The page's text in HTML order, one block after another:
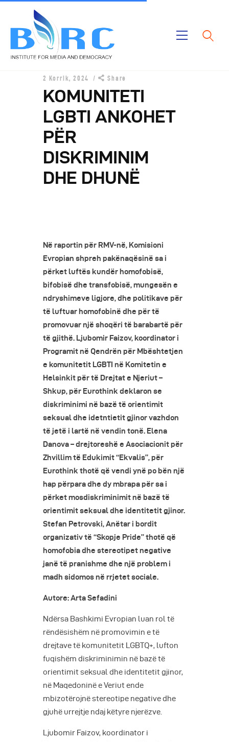
Publikimet
Projektet
Rreth Nesh
2 Korrik, 2024 Share
KOMUNITETI
LGBTI ANKOHET
PËR
DISKRIMINIM
DHE DHUNË
Në raportin për RMV-në, Komisioni
Evropian shpreh pakënaqësinë sa i
përket luftës kundër homofobisë,
bifobisë dhe transfobisë, mungesën e
ndryshimeve ligjore, dhe politikave për
të luftuar homofobinë dhe për të
promovuar një shoqëri të barabartë për
të gjithë. Ljubomir Faizov, koordinator i
Programit në Qendrën për Mbështetjen
e komunitetit LGBTI në Komitetin e
Helsinkit për të Drejtat e Njeriut –
Shkup, për Eurothink deklaron se
diskriminimi në bazë të orientimit
seksual dhe idetntietit gjinor vazhdon
të jetë i lartë në vendin tonë. Elena
Danova – drejtoreshë e Asociacionit për
Zhvillim të Edukimit “Ekvalis”, për
Eurothink thotë që vendi ynë po bën një
hap përpara dhe dy mbrapa për sa i
përket mosdiskriminimit në bazë të
orientimit seksual dhe identitetit gjinor.
Stefan Petrovski, Anëtar i bordit
organizativ të “Skopje Pride” thotë që
homofobia dhe stereotipet negative
janë të pranishme dhe një problem i
madh sidomos në rrjetet sociale.
Autore: Arta Sefadini
Ndërsa Bashkimi Evropian luan rol të
rëndësishëm në promovimin e të
drejtave të komunitetit LGBTQ+, lufton
fuqishëm diskriminimin në bazë të
orientimit seksual dhe identitetit gjinor,
në Maqedoninë e Veriut ende
mbizotërojnë stereotipe negative dhe
gjuhë urrejtje ndaj këtyre njerëzve.
Ljubomir Faizov, koordinator i